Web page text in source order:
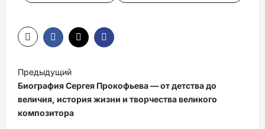
а
в
и
Предыдущий
Биография Сергея Прокофьева — от детства до
величия, история жизни и творчества великого
композитора